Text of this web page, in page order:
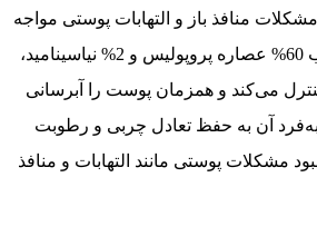
منافذ باز و التهابات پوستی مواجه
هستند. این سرم با ترکیب 60% عصاره پروپولیس و 2% نیاسینامید،
می‌کند و همزمان پوست را آبرسانی
آن به حفظ تعادل چربی و رطوبت
مشکلات پوستی مانند التهابات و منافذ